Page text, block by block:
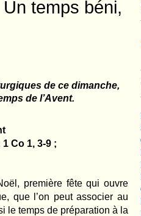
temps béni,
de ce dimanche,
de l’Avent.
1 Co 1, 3-9 ;
première fête qui ouvre
que l’on peut associer au
le temps de préparation à la